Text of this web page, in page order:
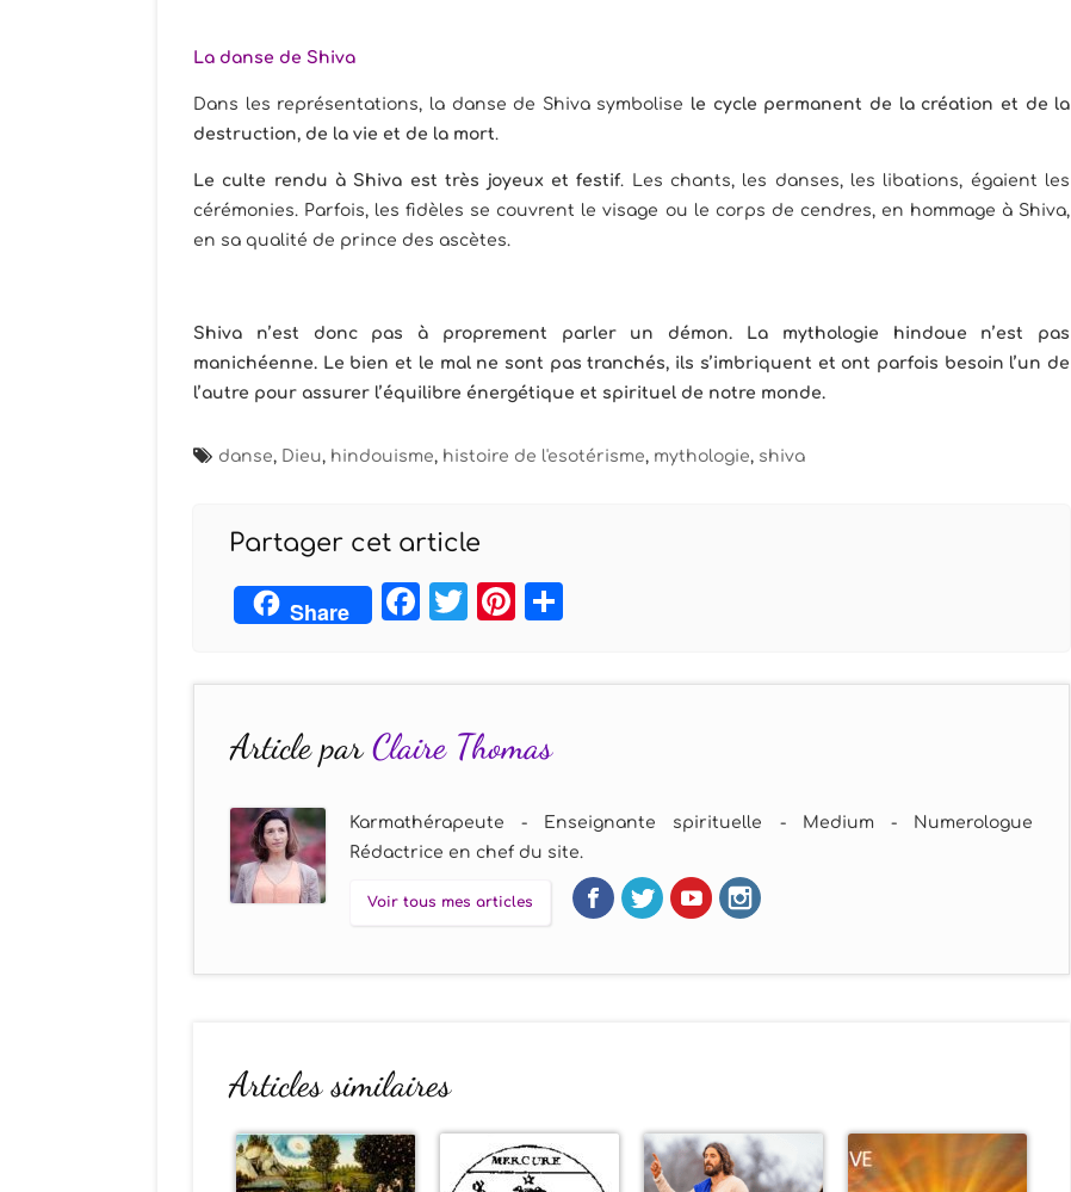
La danse de Shiva
Dans les représentations, la danse de Shiva symbolise le cycle permanent de la création et de la
destruction, de la vie et de la mort.
Le culte rendu à Shiva est très joyeux et festif. Les chants, les danses, les libations, égaient les
cérémonies. Parfois, les fidèles se couvrent le visage ou le corps de cendres, en hommage à Shiva,
en sa qualité de prince des ascètes.
Shiva n’est donc pas à proprement parler un démon. La mythologie hindoue n’est pas
manichéenne. Le bien et le mal ne sont pas tranchés, ils s’imbriquent et ont parfois besoin l’un de
l’autre pour assurer l’équilibre énergétique et spirituel de notre monde.
danse, Dieu, hindouisme, histoire de l'esotérisme, mythologie, shiva
Partager cet article
Share Facebook
TwitterPinterest
Article parClaire Thomas
Karmathérapeute - Enseignante spirituelle - Medium - Numerologue
Rédactrice en chef du site.
Voir tous mes articles
Articles similaires